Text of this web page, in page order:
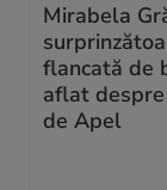
Mirabela
flancată de
aflat
de Apel